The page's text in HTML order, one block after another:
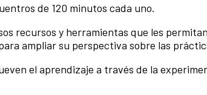
de 120 minutos cada uno.
recursos y herramientas que les
ampliar su perspectiva sobre las
el aprendizaje a través de la